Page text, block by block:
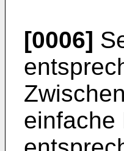
[0006]
ein­fache